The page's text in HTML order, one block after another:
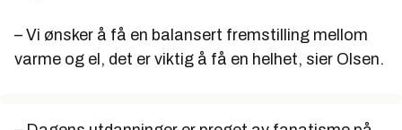
– Vi ønsker å få en balansert fremstilling mellom
varme og el, det er viktig å få en helhet, sier Olsen.